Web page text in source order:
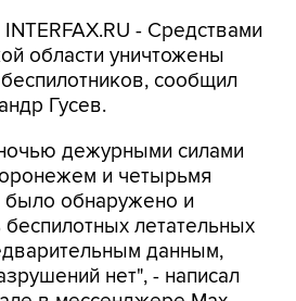
- Средствами
области уничтожены
сообщил
Гусев.
дежурными силами
и четырьмя
было обнаружено и
летательных
данным,
нет", - написал